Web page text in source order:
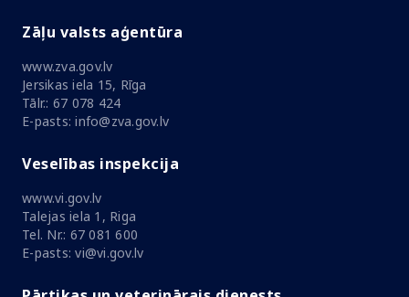
Zāļu valsts aģentūra
www.zva.gov.lv
Jersikas iela 15, Rīga
Tālr.: 67 078 424
E-pasts: info@zva.gov.lv
Veselības inspekcija
www.vi.gov.lv
Talejas iela 1, Riga
Tel. Nr.: 67 081 600
E-pasts: vi@vi.gov.lv